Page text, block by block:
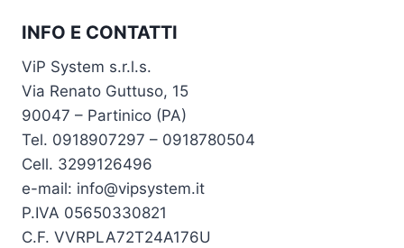
INFO E CONTATTI
ViP System s.r.l.s.
Via Renato Guttuso, 15
90047 – Partinico (PA)
Tel. 0918907297 – 0918780504
Cell. 3299126496
e-mail: info@vipsystem.it
P.IVA 05650330821
C.F. VVRPLA72T24A176U